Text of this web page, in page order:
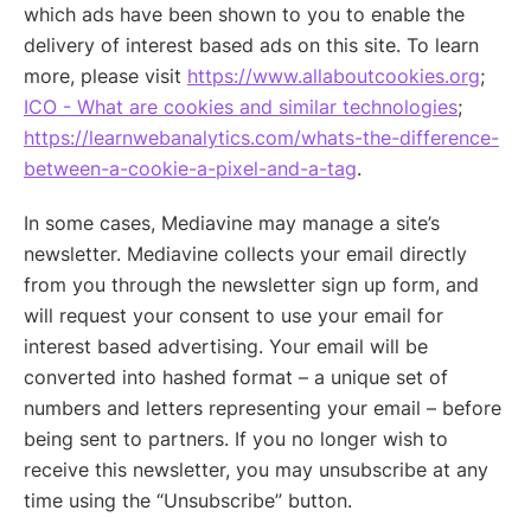
which ads have been shown to you to enable the
delivery of interest based ads on this site. To learn
more, please visit https://www.allaboutcookies.org;
ICO - What are cookies and similar technologies;
https://learnwebanalytics.com/whats-the-difference-
between-a-cookie-a-pixel-and-a-tag.
In some cases, Mediavine may manage a site’s
newsletter. Mediavine collects your email directly
from you through the newsletter sign up form, and
will request your consent to use your email for
interest based advertising. Your email will be
converted into hashed format – a unique set of
numbers and letters representing your email – before
being sent to partners. If you no longer wish to
receive this newsletter, you may unsubscribe at any
time using the “Unsubscribe” button.